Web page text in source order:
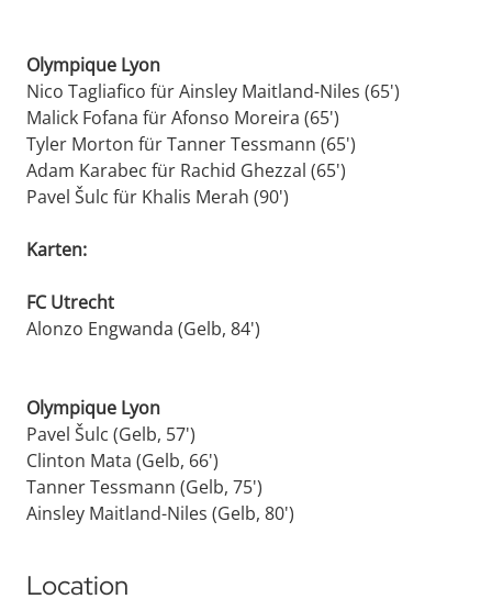
Olympique Lyon
Nico Tagliafico für Ainsley Maitland-Niles (65')
Malick Fofana für Afonso Moreira (65')
Tyler Morton für Tanner Tessmann (65')
Adam Karabec für Rachid Ghezzal (65')
Pavel Šulc für Khalis Merah (90')
Karten:
FC Utrecht
Alonzo Engwanda (Gelb, 84')
Olympique Lyon
Pavel Šulc (Gelb, 57')
Clinton Mata (Gelb, 66')
Tanner Tessmann (Gelb, 75')
Ainsley Maitland-Niles (Gelb, 80')
Location